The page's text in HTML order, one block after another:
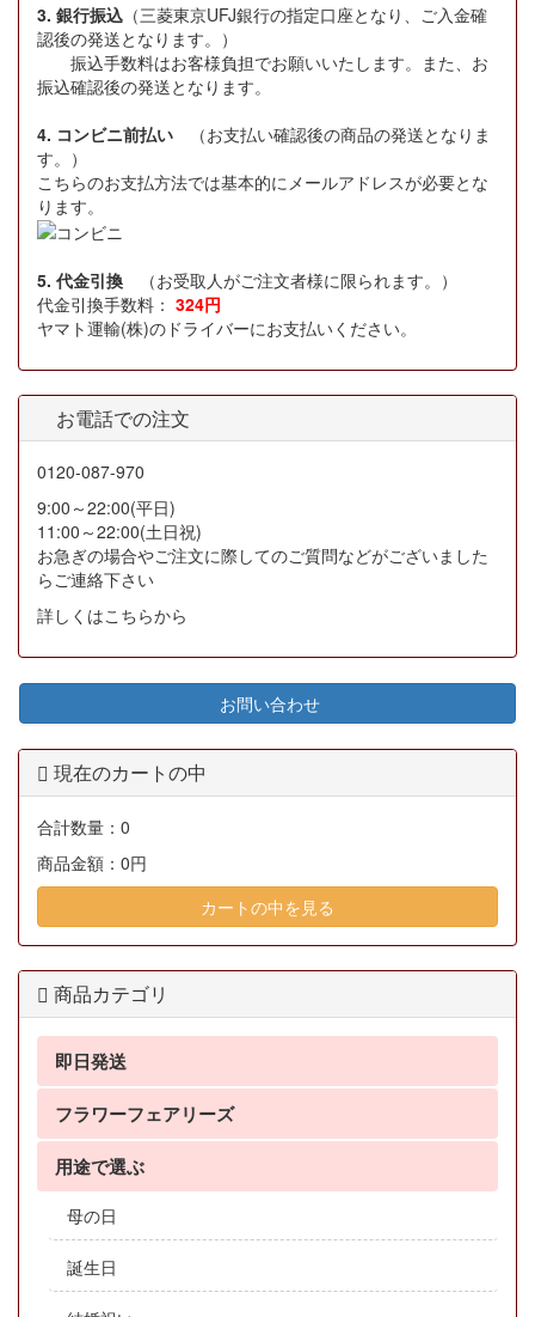
3. 銀行振込 （三菱東京UFJ銀行の指定口座となり、ご入金確
認後の発送となります。）
振込手数料はお客様負担でお願いいたします。また、お
振込確認後の発送となります。
4. コンビニ前払い （お支払い確認後の商品の発送となりま
す。）
こちらのお支払方法では基本的にメールアドレスが必要とな
ります。
5. 代金引換 （お受取人がご注文者様に限られます。）
代金引換手数料： 324円
ヤマト運輸(株)のドライバーにお支払いください。
お電話での注文
0120-087-970
9:00～22:00(平日)
11:00～22:00(土日祝)
お急ぎの場合やご注文に際してのご質問などがございました
らご連絡下さい
詳しくはこちらから
お問い合わせ
現在のカートの中
合計数量： 0
商品金額： 0円
カートの中を見る
商品カテゴリ
即日発送
フラワーフェアリーズ
用途で選ぶ
母の日
誕生日